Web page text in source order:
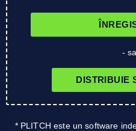
-
DISTRIBUIE
* PLITCH este un software